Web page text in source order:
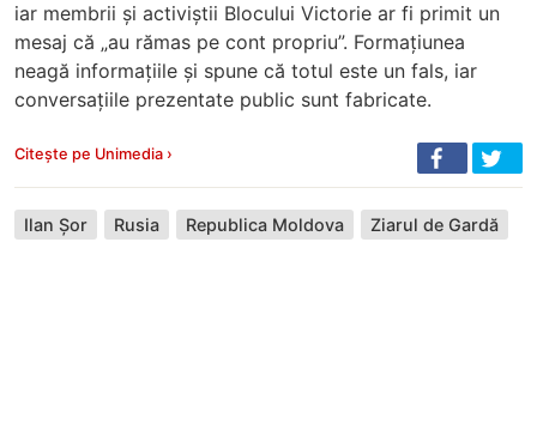
iar membrii și activiștii Blocului Victorie ar fi primit un
mesaj că „au rămas pe cont propriu”. Formațiunea
neagă informațiile și spune că totul este un fals, iar
conversațiile prezentate public sunt fabricate.
Citește pe Unimedia ›
Ilan Șor Rusia Republica Moldova Ziarul de Gardă